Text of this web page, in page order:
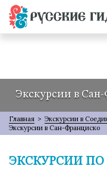
Экскурсии в
Главная > Экскурсии в
Экскурсии в Сан-Франциско
ЭКСКУРСИИ